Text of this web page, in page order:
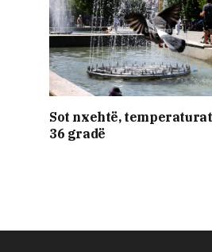
Sot nxehtë,
36 gradë